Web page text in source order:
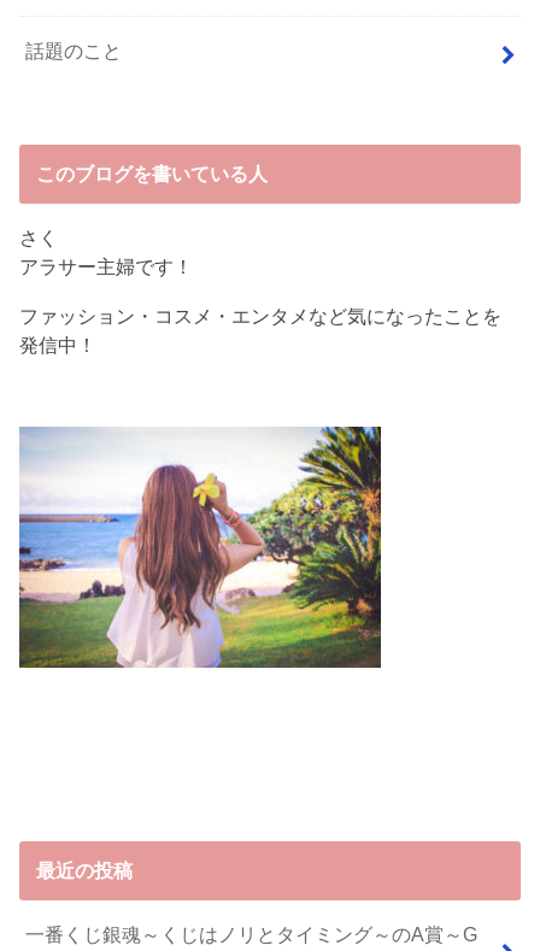
話題のこと
このブログを書いている人
さく
アラサー主婦です！
ファッション・コスメ・エンタメなど気になったことを
発信中！
最近の投稿
一番くじ銀魂～くじはノリとタイミング～のA賞～G